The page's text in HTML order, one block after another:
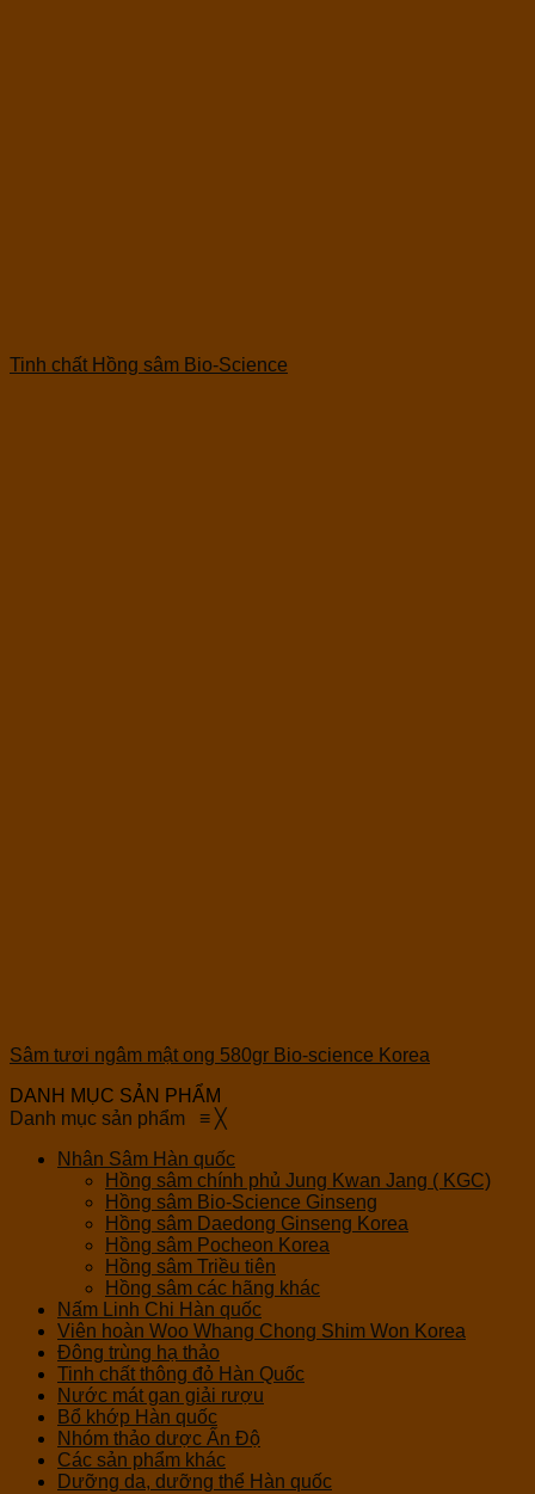
Tinh chất Hồng sâm Bio-Science
Sâm tươi ngâm mật ong 580gr Bio-science Korea
DANH MỤC SẢN PHẨM
Danh mục sản phẩm ≡ ╳
Nhân Sâm Hàn quốc
Hồng sâm chính phủ Jung Kwan Jang ( KGC)
Hồng sâm Bio-Science Ginseng
Hồng sâm Daedong Ginseng Korea
Hồng sâm Pocheon Korea
Hồng sâm Triều tiên
Hồng sâm các hãng khác
Nấm Linh Chi Hàn quốc
Viên hoàn Woo Whang Chong Shim Won Korea
Đông trùng hạ thảo
Tinh chất thông đỏ Hàn Quốc
Nước mát gan giải rượu
Bổ khớp Hàn quốc
Nhóm thảo dược Ấn Độ
Các sản phẩm khác
Dưỡng da, dưỡng thể Hàn quốc